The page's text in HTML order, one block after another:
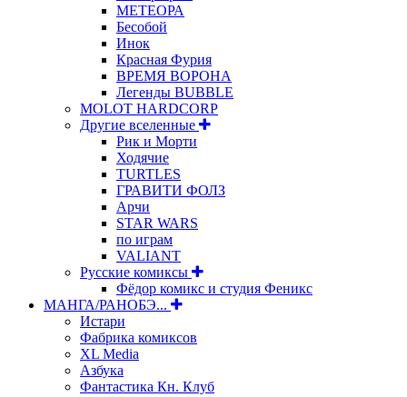
МЕТЕОРА
Бесобой
Инок
Красная Фурия
ВРЕМЯ ВОРОНА
Легенды BUBBLE
MOLOT HARDCORP
Другие вселенные
Рик и Морти
Ходячие
TURTLES
ГРАВИТИ ФОЛЗ
Арчи
STAR WARS
по играм
VALIANT
Русские комиксы
Фёдор комикс и студия Феникс
МАНГА/РАНОБЭ...
Истари
Фабрика комиксов
XL Media
Азбука
Фантастика Кн. Клуб